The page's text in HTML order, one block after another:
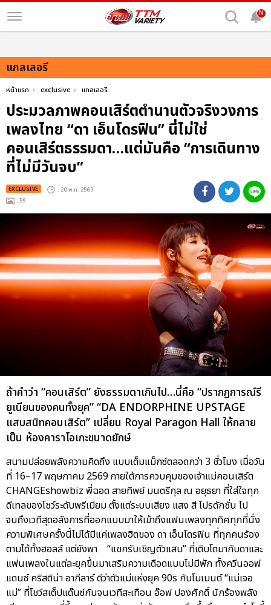
N
แกลเลอรี
หน้าแรก exclusive แกลเลอรี
ประมวลภาพคอนเสิร์ตตำนานตัวจริงวงการ
เพลงไทย “ดา เอ็นโดรฟิน” นี่ไม่ใช่
คอนเสิร์ตธรรมดา…แต่มันคือ “การเดินทาง
ที่ไม่มีวันจบ”
EXCLUSIVE : 20 พ.ค. 2569
: 59
ถ้าคำว่า “คอนเสิร์ต” ยังธรรมดาเกินไป…นี่คือ “ปรากฏการณ์รี
ยูเนียนของคนทั้งยุค” “DA ENDORPHINE UPSTAGE
แสบสนิทคอนเสิร์ต” เปลี่ยน Royal Paragon Hall ให้กลาย
เป็น ห้องคาราโอเกะขนาดยักษ์
สนามปล่อยพลังความคิดถึง แบบเต็มแม็กซ์ตลอดกว่า 3 ชั่วโมง เมื่อวัน
ที่ 16–17 พฤษภาคม 2569 ภายใต้การควบคุมของเจ้าแม่คอนเสิร์ต
CHANGEshowbiz พี่ฉอด สายทิพย์ มนตรีกุล ณ อยุธยา ที่ใส่ใจทุก
ดีเทลของโชว์ระดับพรีเมียม ตั้งแต่ระบบเสียง แสง สี โปรดักชั่น ไป
จนถึงเวทีสุดอลังการที่ออกแบบมาให้เข้าถึงแฟนเพลงทุกทิศทุกที่นั่ง
ความพิเศษครั้งนี้ไม่ได้มีแค่เพลงฮิตของ ดา เอ็นโดรฟิน ที่ทุกคนร้อง
ตามได้ทั้งฮอลล์ แต่ยังพา “แขกรับเชิญตัวแสบ” ที่เติบโตมากับดาและ
แฟนเพลงในแต่ละยุคขึ้นมาเสริมความเดือดแบบไม่มีพัก ทั้งควีนออฟ
แดนซ์ คริสติน่า อากีลาร์ ดีว่าตัวแม่แห่งยุค 90s กับโมเมนต์ “แม่เจอ
แม่” ที่โชว์สเต็ปแด๊นซ์กันจนเวทีสะเทือน อ๊อฟ ปองศักดิ์ นักร้องพลัง